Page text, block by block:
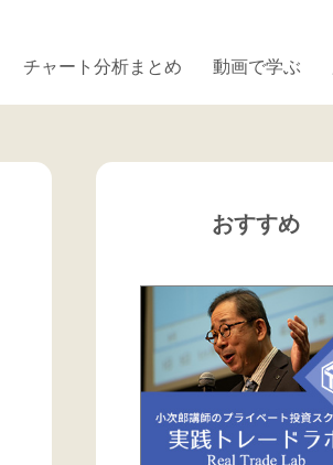
チャート分析まとめ 動画で学ぶ
おすすめ